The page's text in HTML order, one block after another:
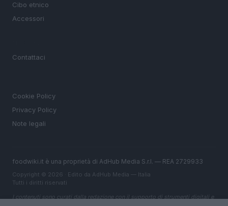
Cibo etnico
Accessori
Contattaci
Cookie Policy
Privacy Policy
Note legali
foodwiki.it è una proprietà di AdHub Media S.r.l. — REA 2729933
Copyright © 2026 · Edito da AdHub Media — Italia
Tutti i diritti riservati
I contenuti sono curati dalla redazione con il supporto di strumenti digitali e